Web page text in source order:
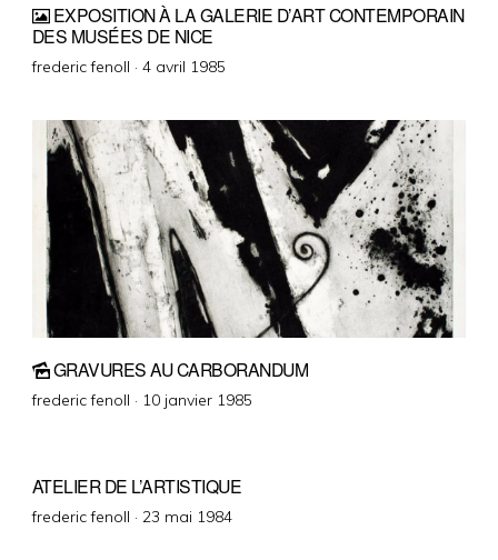
EXPOSITION À LA GALERIE D’ART CONTEMPORAIN
DES MUSÉES DE NICE
frederic fenoll · Posted
4 avril 1985
GRAVURES AU CARBORANDUM
frederic fenoll · Posted
10 janvier 1985
ATELIER DE L’ARTISTIQUE
frederic fenoll · Posted
23 mai 1984